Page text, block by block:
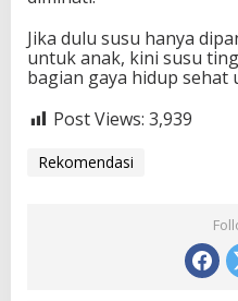
Jika dulu susu hanya
untuk anak, kini susu
bagian gaya hidup sehat
Post Views: 3,939
Rekomendasi